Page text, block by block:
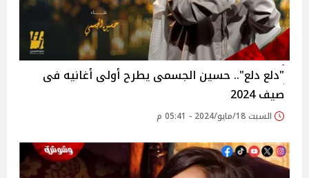
"دلع دلع".. حسين الجسمى يطرح أولى أغانيه فى
صيف 2024
السبت 18/مايو/2024 - 05:41 م